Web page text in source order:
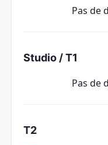
Pas de
Studio / T1
Pas de
T2